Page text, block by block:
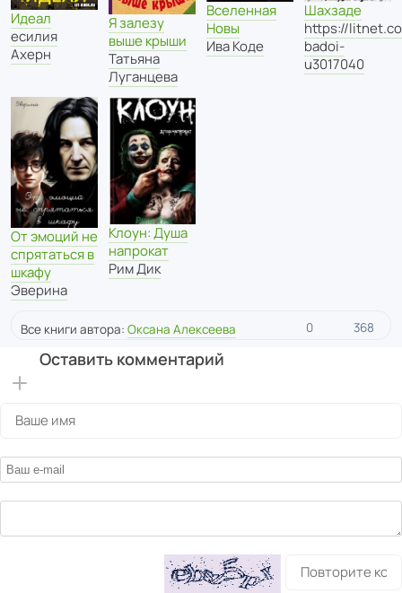
Идеал
есилия
Ахерн
Я залезу
выше крыши
Татьяна
Луганцева
Вселенная
Новы
Ива Коде
Шахзаде
https://
badoi-
u3017040
От эмоций не
спрятаться в
шкафу
Эверина
Клоун: Душа
напрокат
Рим Дик
Все книги автора: Оксана Алексеева 0 368
Оставить комментарий